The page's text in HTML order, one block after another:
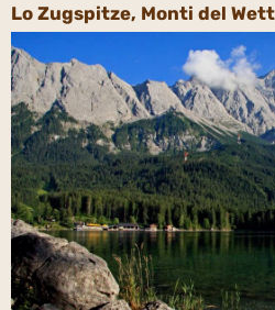
Lo Zugspitze, Monti del